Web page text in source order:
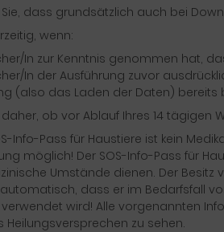
dass grundsätzlich auch bei
wenn:
In zur Kenntnis genommen hat,
In der Ausführung zuvor
(also das Laden der Daten) bereits
daher, ob vor Ablauf Ihres 14
Info-Pass für Haustiere ist kein
möglich! Der SOS-Info-Pass für
Umstände dienen. Der Besitz
dass er im Bedarfsfall
wird! Alle vorgenannten
Heilungsversprechen zu sehen.